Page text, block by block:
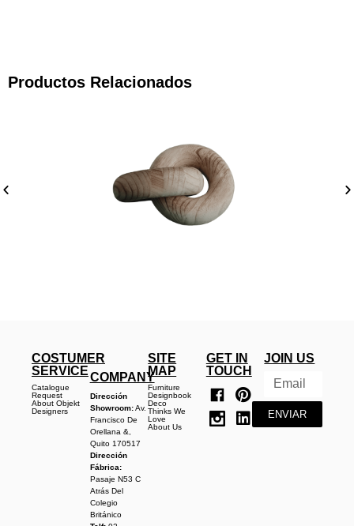
Productos Relacionados
COSTUMER
SERVICE
Catalogue
Request
About Objekt
Designers
COMPANY
Dirección
Showroom:Av.
Francisco De
Orellana &,
Quito 170517
Dirección
Fábrica:
Pasaje N53 C
Atrás Del
Colegio
Británico
SITE
MAP
Furniture
Designbook
Deco
Thinks We
Love
About Us
GET IN
TOUCH
JOIN US
ENVIAR